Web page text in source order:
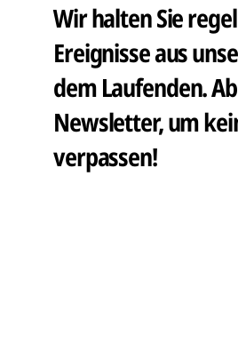
Wir halten Sie
Ereignisse aus
dem Laufenden.
Newsletter, um
verpassen!